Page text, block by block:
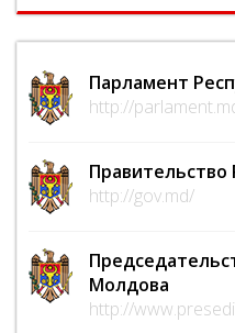
Парламент
http://
http://gov.md/
Молдова
http://